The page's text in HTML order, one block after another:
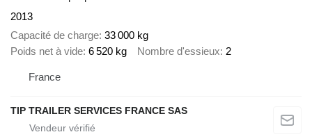
2013
Capacité de charge 33 000 kg
Poids net à vide 6 520 kg Nombre d'essieux 2
France
TIP TRAILER SERVICES FRANCE SAS